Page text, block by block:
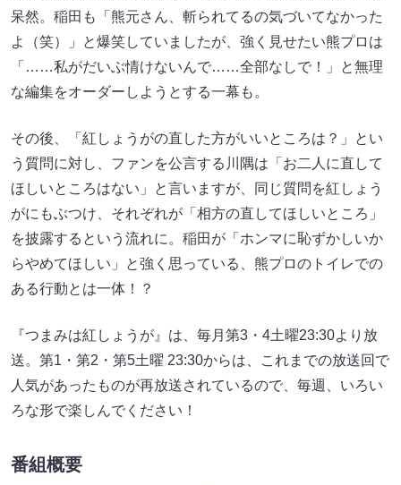
呆然。稲田も「熊元さん、斬られてるの気づいてなかった
よ（笑）」と爆笑していましたが、強く見せたい熊プロは
「……私がだいぶ情けないんで……全部なしで！」と無理
な編集をオーダーしようとする一幕も。
その後、「紅しょうがの直した方がいいところは？」とい
う質問に対し、ファンを公言する川隅は「お二人に直して
ほしいところはない」と言いますが、同じ質問を紅しょう
がにもぶつけ、それぞれが「相方の直してほしいところ」
を披露するという流れに。稲田が「ホンマに恥ずかしいか
らやめてほしい」と強く思っている、熊プロのトイレでの
ある行動とは一体！？
『つまみは紅しょうが』は、毎月第3・4土曜23:30より放
送。第1・第2・第5土曜 23:30からは、これまでの放送回で
人気があったものが再放送されているので、毎週、いろい
ろな形で楽しんでください！
番組概要